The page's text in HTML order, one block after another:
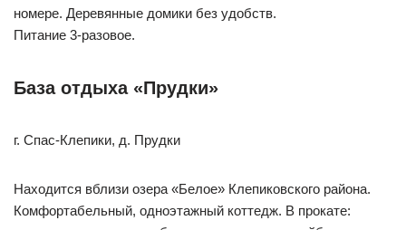
номере. Деревянные домики без удобств.
Питание 3-разовое.
База отдыха «Прудки»
г. Спас-Клепики, д. Прудки
Находится вблизи озера «Белое» Клепиковского района.
Комфортабельный, одноэтажный коттедж. В прокате: